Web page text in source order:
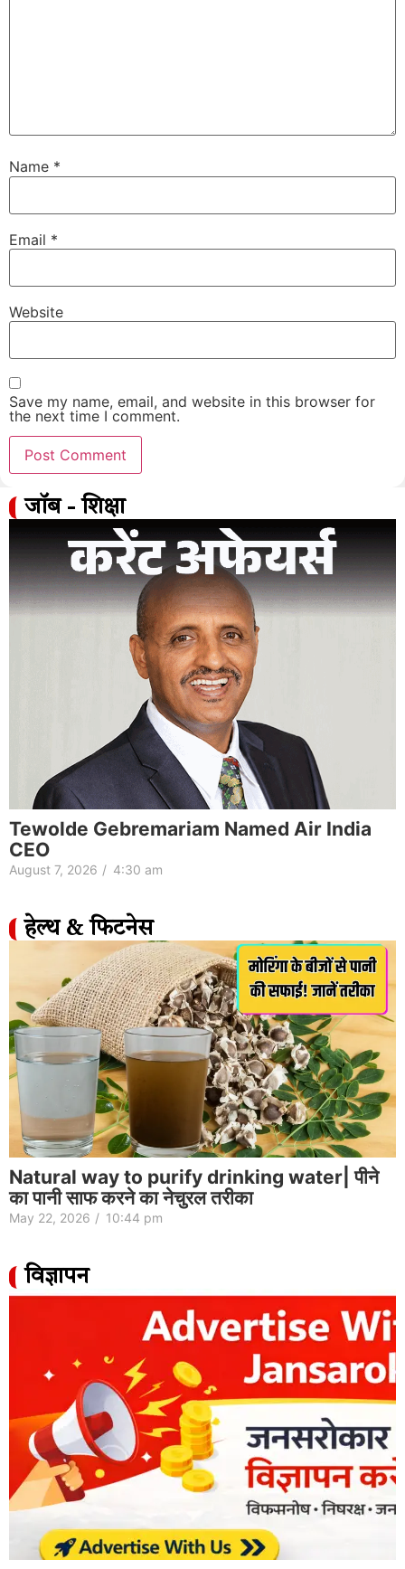
Name *
Email *
Website
Save my name, email, and website in this browser for
the next time I comment.
जॉब - शिक्षा
Tewolde Gebremariam Named Air India
CEO
August 7, 2026 / 4:30 am
हेल्थ & फिटनेस
Natural way to purify drinking water| पीने
का पानी साफ करने का नेचुरल तरीका
May 22, 2026 / 10:44 pm
विज्ञापन